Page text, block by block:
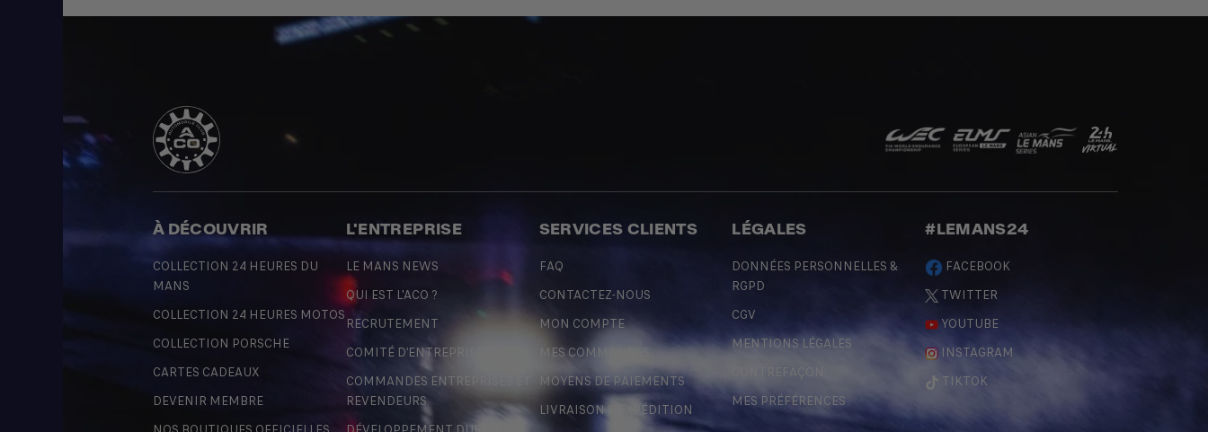
À DÉCOUVRIR
COLLECTION 24 HEURES DU
MANS
COLLECTION 24 HEURES MOTOS
COLLECTION PORSCHE
CARTES CADEAUX
DEVENIR MEMBRE
L'ENTREPRISE
LE MANS NEWS
QUI EST L'ACO ?
RECRUTEMENT
COMITÉ D'ENTREPRISE
COMMANDES ENTREPRISES ET
REVENDEURS
SERVICES CLIENTS
FAQ
CONTACTEZ-NOUS
MON COMPTE
MES COMMANDES
MOYENS DE PAIEMENTS
LIVRAISON & EXPÉDITION
LÉGALES
DONNÉES PERSONNELLES &
RGPD
CGV
MENTIONS LÉGALES
CONTREFAÇON
MES PRÉFÉRENCES
#LEMANS24
FACEBOOK
TWITTER
YOUTUBE
INSTAGRAM
TIKTOK